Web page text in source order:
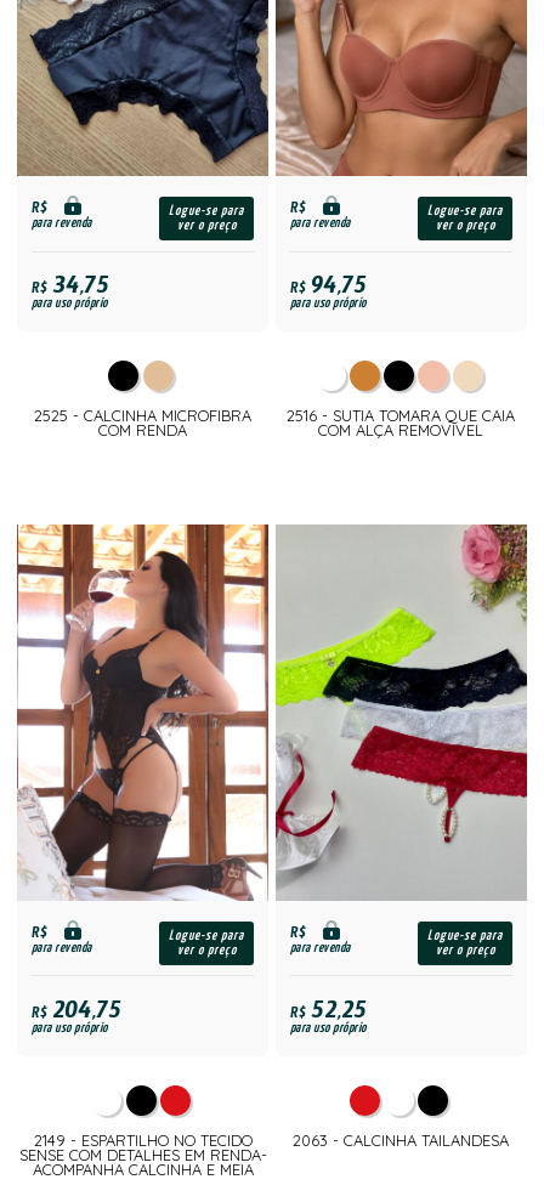
R$
para revenda
Logue-se para
ver o preço
R$34,75
para uso próprio
2525 - CALCINHA MICROFIBRA
COM RENDA
R$
para revenda
Logue-se para
ver o preço
R$94,75
para uso próprio
2516 - SUTIA TOMARA QUE CAIA
COM ALÇA REMOVIVEL
R$
para revenda
Logue-se para
ver o preço
R$204,75
para uso próprio
2149 - ESPARTILHO NO TECIDO
SENSE COM DETALHES EM RENDA-
ACOMPANHA CALCINHA E MEIA
R$
para revenda
Logue-se para
ver o preço
R$52,25
para uso próprio
2063 - CALCINHA TAILANDESA